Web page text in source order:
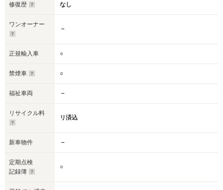
修復歴 なし
ワンオーナー
－
正規輸入車 ○
禁煙車 ○
福祉車両 －
リサイクル料
リ済込
新車物件 －
定期点検
記録簿
○